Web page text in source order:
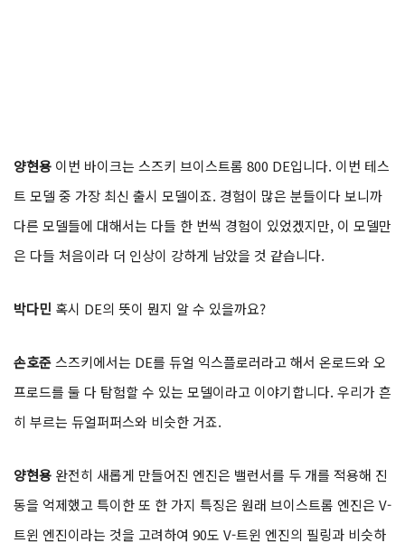
양현용 이번 바이크는 스즈키 브이스트롬 800 DE입니다. 이번 테스
트 모델 중 가장 최신 출시 모델이죠. 경험이 많은 분들이다 보니까
다른 모델들에 대해서는 다들 한 번씩 경험이 있었겠지만, 이 모델만
은 다들 처음이라 더 인상이 강하게 남았을 것 같습니다.
박다민 혹시 DE의 뜻이 뭔지 알 수 있을까요?
손호준스즈키에서는 DE를 듀얼 익스플로러라고 해서 온로드와 오
프로드를 둘 다 탐험할 수 있는 모델이라고 이야기합니다. 우리가 흔
히 부르는 듀얼퍼퍼스와 비슷한 거죠.
양현용 완전히 새롭게 만들어진 엔진은 밸런서를 두 개를 적용해 진
동을 억제했고 특이한 또 한 가지 특징은 원래 브이스트롬 엔진은 V-
트윈 엔진이라는 것을 고려하여 90도 V-트윈 엔진의 필링과 비슷하